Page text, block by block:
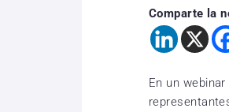
Comparte la
En un